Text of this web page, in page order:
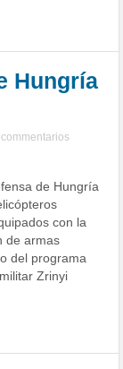
Hungría
de Hungría
con la
de armas
del programa
Zrinyi